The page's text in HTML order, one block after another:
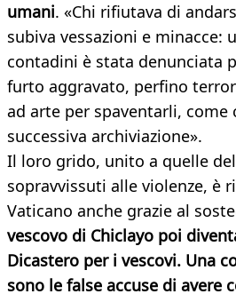
umani. «Chi rifiutava di
subiva vessazioni e minacce:
contadini è stata denunciata
furto aggravato, perfino
ad arte per spaventarli, come
successiva archiviazione».
Il loro grido, unito a quelle
sopravvissuti alle violenze, è
Vaticano anche grazie al
vescovo di Chiclayo poi
Dicastero per i vescovi. Una
sono le false accuse di avere